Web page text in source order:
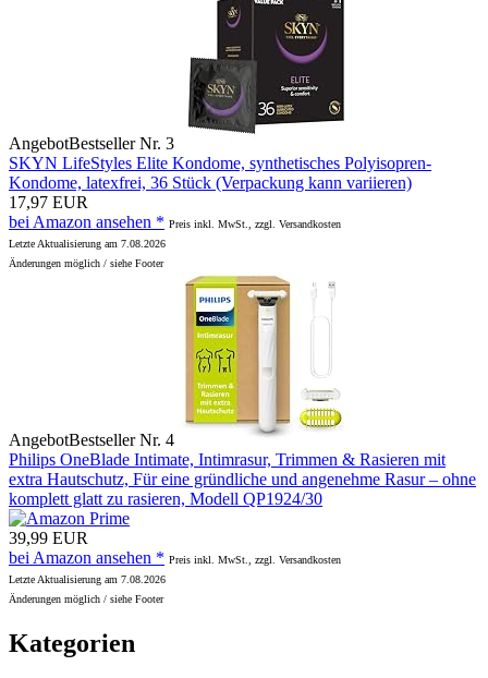
AngebotBestseller Nr. 3
SKYN LifeStyles Elite Kondome, synthetisches Polyisopren-
Kondome, latexfrei, 36 Stück (Verpackung kann variieren)
17,97 EUR
bei Amazon ansehen * Preis inkl. MwSt., zzgl. Versandkosten
Letzte Aktualisierung am 7.08.2026
Änderungen möglich / siehe Footer
AngebotBestseller Nr. 4
Philips OneBlade Intimate, Intimrasur, Trimmen & Rasieren mit
extra Hautschutz, Für eine gründliche und angenehme Rasur – ohne
komplett glatt zu rasieren, Modell QP1924/30
39,99 EUR
bei Amazon ansehen * Preis inkl. MwSt., zzgl. Versandkosten
Letzte Aktualisierung am 7.08.2026
Änderungen möglich / siehe Footer
Kategorien